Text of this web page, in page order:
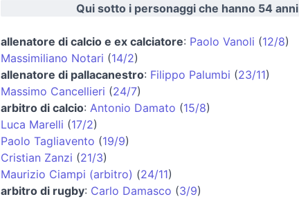
Qui sotto i personaggi che hanno 54 anni
allenatore di calcio e ex calciatore: Paolo Vanoli (12/8)
Massimiliano Notari (14/2)
allenatore di pallacanestro: Filippo Palumbi (23/11)
Massimo Cancellieri (24/7)
arbitro di calcio: Antonio Damato (15/8)
Luca Marelli (17/2)
Paolo Tagliavento (19/9)
Cristian Zanzi (21/3)
Maurizio Ciampi (arbitro) (24/11)
arbitro di rugby: Carlo Damasco (3/9)